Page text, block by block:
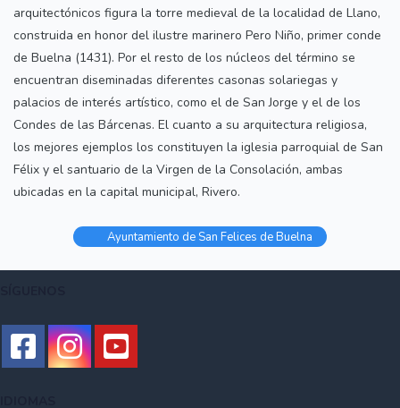
arquitectónicos figura la torre medieval de la localidad de Llano,
construida en honor del ilustre marinero Pero Niño, primer conde
de Buelna (1431). Por el resto de los núcleos del término se
encuentran diseminadas diferentes casonas solariegas y
palacios de interés artístico, como el de San Jorge y el de los
Condes de las Bárcenas. El cuanto a su arquitectura religiosa,
los mejores ejemplos los constituyen la iglesia parroquial de San
Félix y el santuario de la Virgen de la Consolación, ambas
ubicadas en la capital municipal, Rivero.
Ayuntamiento de San Felices de Buelna